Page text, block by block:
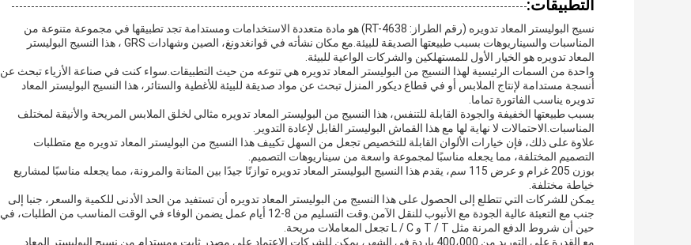
التطبيقات:
نسيج البوليستر المعاد تدويره (رقم الطراز: RT-4638) هو مادة متعددة الاستخدامات ومستدامة تجد تطبيقها في مجموعة متنوعة من
المناسبات والسيناريوهات بسبب طبيعتها الصديقة للبيئة.مع مكان نشأته في قوانغدونغ، الصين وشهادات GRS ، هذا النسيج البوليستر
المعاد تدويره هو الخيار الأول للمستهلكين والشركات الواعية للبيئة.
واحدة من السمات الرئيسية لهذا النسيج من البوليستر المعاد تدويره هي تنوعه من حيث التطبيقات.سواء كنت في صناعة الأزياء تبحث عن
أنسجة مستدامة لإنتاج الملابس أو في قطاع ديكور المنزل تبحث عن مواد صديقة للبيئة للأغطية والستائر، هذا النسيج البوليستر المعاد
تدويره يناسب الفاتورة تماما.
بسبب طبيعتها الخفيفة والجودة القابلة للتنفس، هذا النسيج من البوليستر المعاد تدويره مثالي لخلق الملابس المريحة والأنيقة لمختلف
المناسبات.الاحتمالات لا نهاية لها مع هذا القماش البوليستر القابل لإعادة التدوير.
علاوة على ذلك، فإن خيارات الألوان القابلة للتخصيص تجعل من السهل تكييف هذا النسيج من البوليستر المعاد تدويره مع متطلبات
التصميم المختلفة، مما يجعله مناسبًا لمجموعة واسعة من سيناريوهات التصميم.
بوزن 205 غرام و عرض 115 سم، يقدم هذا النسيج البوليستر المعاد تدويره توازنًا جيدًا بين المتانة والمرونة، مما يجعله مناسبًا لمشاريع
خياطة مختلفة.
يمكن للشركات التي تتطلع إلى الحصول على هذا النسيج من البوليستر المعاد تدويره أن تستفيد من الحد الأدنى للكمية والسعر، جنبا إلى
جنب مع التعبئة عالية الجودة مع الأنبوب للنقل الآمن.وقت التسليم من 8-12 أيام عمل يضمن الوفاء في الوقت المناسب من الطلبات، في
حين أن شروط الدفع المرنة مثل T / T و L / C تجعل المعاملات مريحة.
مع القدرة على التوريد من 400،000 ياردة في الشهر، يمكن للشركات الاعتماد على مصدر ثابت ومستدام من نسيج البوليستر المعاد